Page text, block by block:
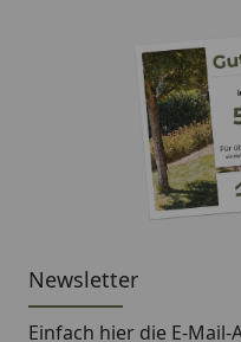
Newsletter
Einfach hier die E-